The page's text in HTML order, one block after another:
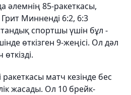
85-ракеткасы,
Минненді 6:2, 6:3
спортшы үшін бұл -
өткізген 9-жеңісі. Ол дәл
матч кезінде бес
жасады. Ол 10 брейк-